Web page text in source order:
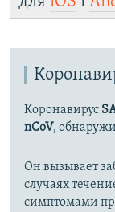
Коронавирус
nCoV,
Он вызывает
случаях
симптомами